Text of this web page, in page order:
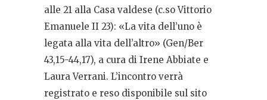
alle 21 alla Casa valdese (c.so Vittorio
Emanuele II 23): «La vita dell’uno è
legata alla vita dell’altro» (Gen/Ber
43,15-44,17), a cura di Irene Abbiate e
Laura Verrani. L’incontro verrà
registrato e reso disponibile sul sito